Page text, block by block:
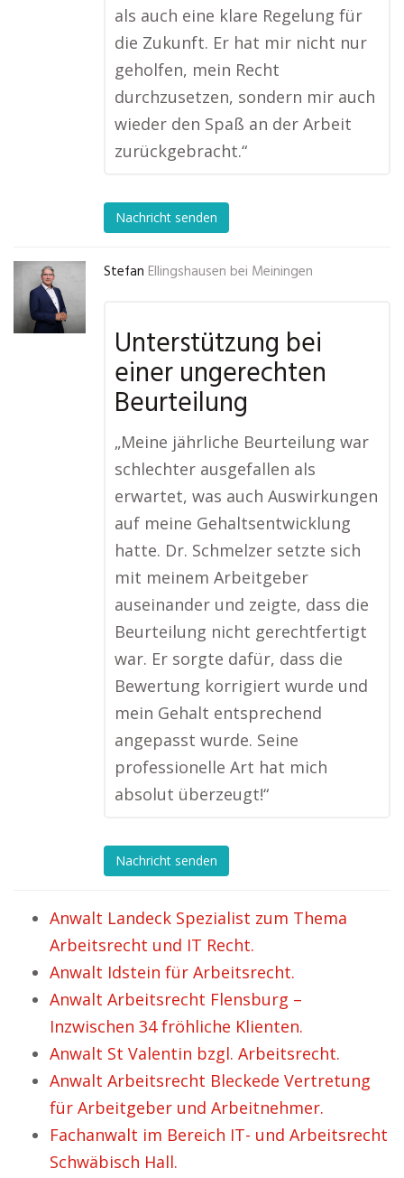
als auch eine klare Regelung für
die Zukunft. Er hat mir nicht nur
geholfen, mein Recht
durchzusetzen, sondern mir auch
wieder den Spaß an der Arbeit
zurückgebracht.“
Nachricht senden
Stefan Ellingshausen bei Meiningen
Unterstützung bei
einer ungerechten
Beurteilung
„Meine jährliche Beurteilung war
schlechter ausgefallen als
erwartet, was auch Auswirkungen
auf meine Gehaltsentwicklung
hatte. Dr. Schmelzer setzte sich
mit meinem Arbeitgeber
auseinander und zeigte, dass die
Beurteilung nicht gerechtfertigt
war. Er sorgte dafür, dass die
Bewertung korrigiert wurde und
mein Gehalt entsprechend
angepasst wurde. Seine
professionelle Art hat mich
absolut überzeugt!“
Nachricht senden
Anwalt Landeck Spezialist zum Thema
Arbeitsrecht und IT Recht.
Anwalt Idstein für Arbeitsrecht.
Anwalt Arbeitsrecht Flensburg –
Inzwischen 34 fröhliche Klienten.
Anwalt St Valentin bzgl. Arbeitsrecht.
Anwalt Arbeitsrecht Bleckede Vertretung
für Arbeitgeber und Arbeitnehmer.
Fachanwalt im Bereich IT- und Arbeitsrecht
Schwäbisch Hall.